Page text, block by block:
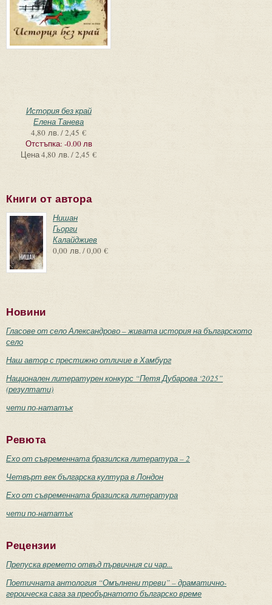
История без край
Елена Танева
4,80 лв. / 2,45 €
Отстъпка: -0.00 лв
Цена4,80 лв. / 2,45 €
Книги от автора
Нишан
Гьорги
Калайджиев
0,00 лв. / 0,00 €
Новини
Гласове от село Александрово – живата история на българското
село
Наш автор с престижно отличие в Хамбург
Национален литературен конкурс “Петя Дубарова ‘2025”
(резултати)
чети по-нататък
Ревюта
Ехо от съвременната бразилска литература – 2
Четвърт век българска култура в Лондон
Ехо от съвременната бразилска литература
чети по-нататък
Рецензии
Препуска времето отвъд първичния си чар...
Поетичната антология “Омълнени треви” – драматично-
героическа сага за преобърнатото българско време